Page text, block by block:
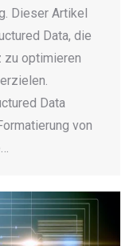
Dieser Artikel
Data, die
zu optimieren
Data
von